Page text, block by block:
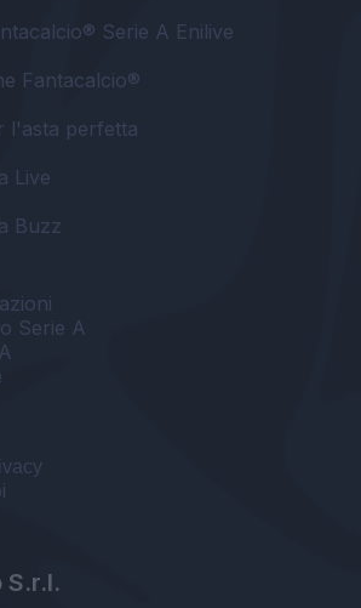
Serie A Enilive
Fantacalcio®
l'asta perfetta
Live
Buzz
Serie A
S.r.l.